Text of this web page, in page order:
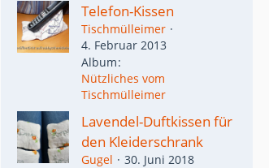
Telefon-Kissen
Tischmülleimer
4. Februar 2013
Album
Nützliches vom
Tischmülleimer
Lavendel-Duftkissen für
den Kleiderschrank
Gugel 30. Juni 2018